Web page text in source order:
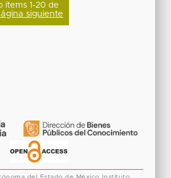
ítems 1-20 de
siguiente